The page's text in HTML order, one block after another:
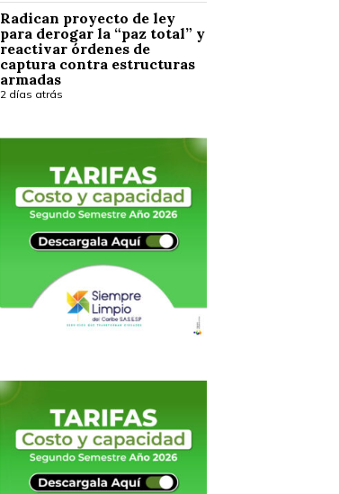
Radican proyecto de ley
para derogar la “paz total” y
reactivar órdenes de
captura contra estructuras
armadas
2 días atrás